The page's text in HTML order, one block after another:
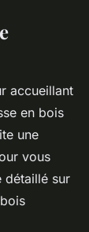
accueillant
en bois
une
vous
détaillé sur